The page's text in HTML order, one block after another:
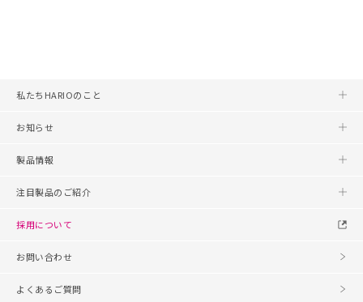
私たちHARIOのこと
お知らせ
製品情報
注目製品のご紹介
採用について
お問い合わせ
よくあるご質問